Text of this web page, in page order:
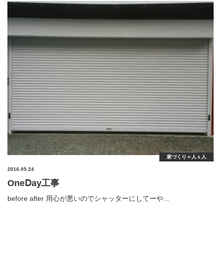
2016.05.24
家づくり＝人ｘ人
OneⅮay工事
before after 用心が悪いのでシャッターにしてーや...